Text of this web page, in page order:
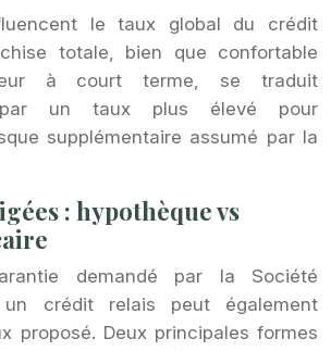
le taux global du crédit
totale, bien que confortable
à court terme, se traduit
par un taux plus élevé pour
supplémentaire assumé par la
: hypothèque vs
demandé par la Société
un crédit relais peut également
proposé. Deux principales formes